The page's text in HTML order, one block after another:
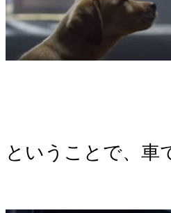
ということで、車